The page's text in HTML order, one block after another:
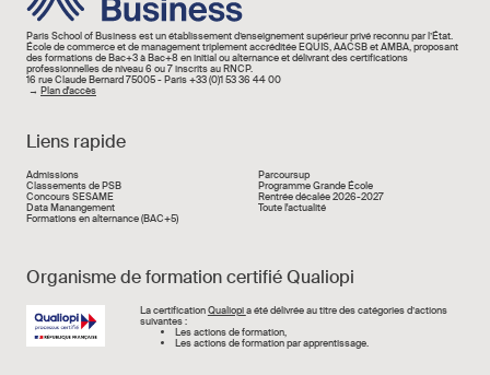
Paris School of Business est un établissement d’enseignement supérieur privé reconnu par l’État.
École de commerce et de management triplement accréditée EQUIS, AACSB et AMBA, proposant
des formations de Bac+3 à Bac+8 en initial ou alternance et délivrant des certifications
professionnelles de niveau 6 ou 7 inscrits au RNCP.
16 rue Claude Bernard 75005 - Paris +33 (0)1 53 36 44 00
→ Plan d'accès
Liens rapide
Liens rapide
Admissions
Classements de PSB
Concours SESAME
Data Manangement
Formations en alternance (BAC+5)
Parcoursup
Programme Grande École
Rentrée décalée 2026-2027
Toute l'actualité
Organisme de formation certifié Qualiopi
Image La certificationQualiopia été délivrée au titre des catégories d’actions
suivantes :
Les actions de formation,
Les actions de formation par apprentissage.